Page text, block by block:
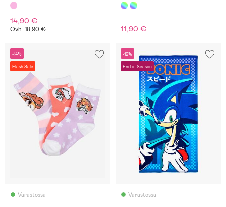
14,90 €
Ovh: 18,90 € 11,90 €
-14%
Flash Sale
Varastossa
-12%
End of Season
Varastossa